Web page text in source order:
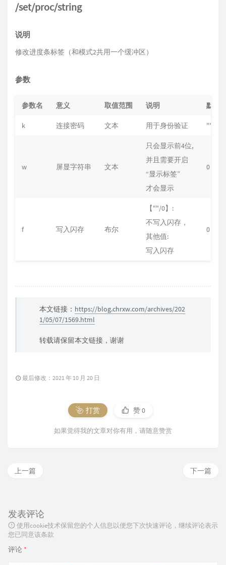
/set/proc/string
说明
修改进度条标签（和模式2共用一个缓冲区）
参数
参数名 意义 取值范围 说明 默认
k 连接密码 文本 用于身份验证 ""
w 屏显字符串 文本
只会显示前4位,
并且需要开启
“显示标签”
才会显示
0
f 写入闪存 布尔
【""/0】:
不写入闪存，
其他值:
写入闪存
0
本文链接： https://blog.chrxw.com/archives/202
1/05/07/1569.html
转载请保留本文链接，谢谢
最后修改：2021 年 10 月 20 日
打赏 赞0
如果觉得我的文章对你有用，请随意赞赏
下一篇
上一篇
发表评论
使用cookie技术保留您的个人信息以便您下次快速评论，继续评论表示
您已同意该条款
评论 *